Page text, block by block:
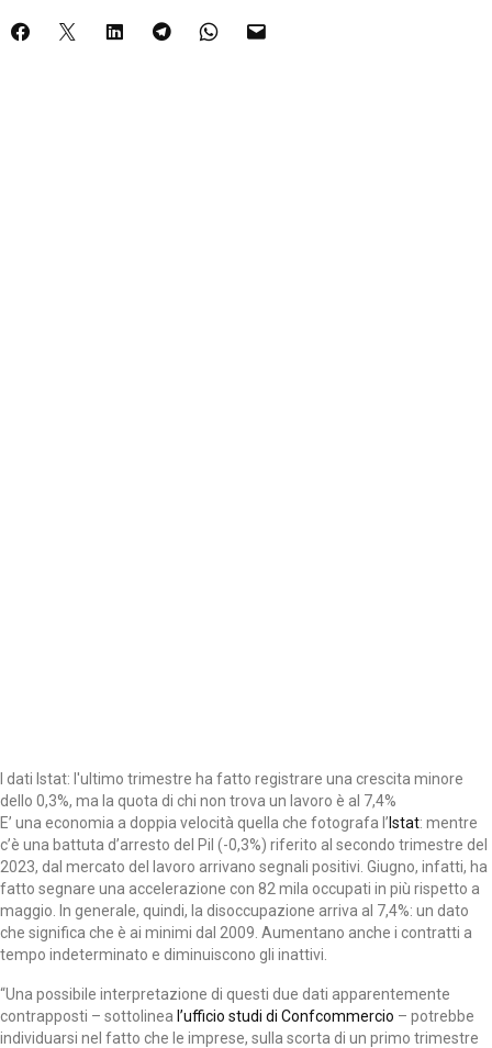
I dati Istat: l'ultimo trimestre ha fatto registrare una crescita minore
dello 0,3%, ma la quota di chi non trova un lavoro è al 7,4%
E’ una economia a doppia velocità quella che fotografa l’ Istat: mentre
c’è una battuta d’arresto del Pil (-0,3%) riferito al secondo trimestre del
2023, dal mercato del lavoro arrivano segnali positivi. Giugno, infatti, ha
fatto segnare una accelerazione con 82 mila occupati in più rispetto a
maggio. In generale, quindi, la disoccupazione arriva al 7,4%: un dato
che significa che è ai minimi dal 2009. Aumentano anche i contratti a
tempo indeterminato e diminuiscono gli inattivi.
“Una possibile interpretazione di questi due dati apparentemente
contrapposti – sottolinea l’ufficio studi di Confcommercio – potrebbe
individuarsi nel fatto che le imprese, sulla scorta di un primo trimestre